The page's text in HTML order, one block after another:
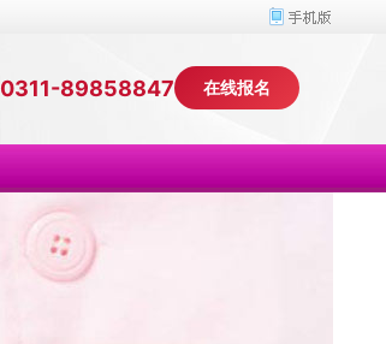
0311-89858847 在线报名